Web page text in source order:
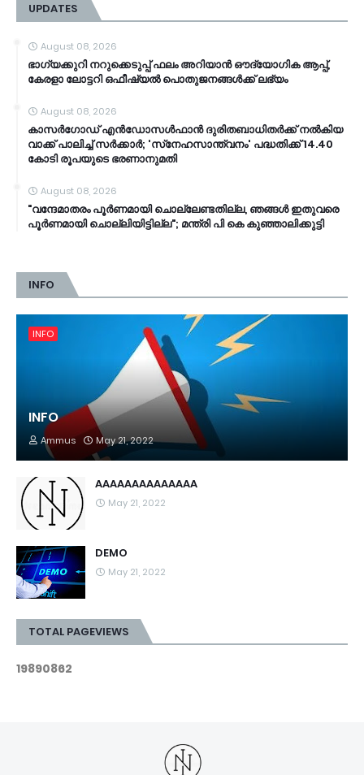
UPDATES
August 08, 2026
ഭാഗ്യക്കുറി നറുക്കെടുപ്പ് ഫലം അറിയാൻ ഔദ്യോഗിക ആപ്പ്,
കേരളാ ലോട്ടറി ഒഫീഷ്യൽ പൊതുജനങ്ങൾക്ക് ലഭ്യം
August 08, 2026
കാസർഗോഡ് എൻഡോസൾഫാൻ ദുരിതബാധിതർക്ക് നൽകിയ
വാക്ക് പാലിച്ച് സർക്കാർ; 'സ്‌നേഹസാന്ത്വനം' പദ്ധതിക്ക് 14.40
കോടി രൂപയുടെ ഭരണാനുമതി
August 08, 2026
"വന്ദേമാതരം പൂർണമായി ചൊല്ലേണ്ടതില്ല, ഞങ്ങൾ ഇതുവരെ
പൂർണമായി ചൊല്ലിയിട്ടില്ല"; മന്ത്രി പി കെ കുഞ്ഞാലിക്കുട്ടി
INFO
INFO
INFO
Ammus May 21, 2022
AAAAAAAAAAAAAA
May 21, 2022
DEMO
May 21, 2022
TOTAL PAGEVIEWS
19890862